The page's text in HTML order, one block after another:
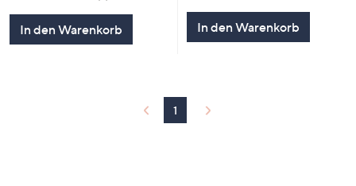
von
In den Warenkorb In den Warenkorb
1